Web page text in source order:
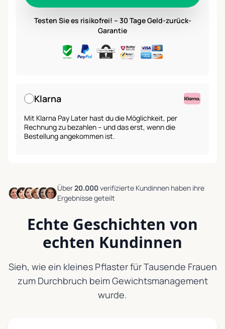
Testen Sie es risikofrei! – 30 Tage Geld-zurück-
Garantie
Klarna
Mit Klarna Pay Later hast du die Möglichkeit, per
Rechnung zu bezahlen – und das erst, wenn die
Bestellung angekommen ist.
Über20.000verifizierte Kundinnen haben ihre
Ergebnisse geteilt
Echte Geschichten von
echten Kundinnen
Sieh, wie ein kleines Pflaster für Tausende Frauen
zum Durchbruch beim Gewichtsmanagement
wurde.